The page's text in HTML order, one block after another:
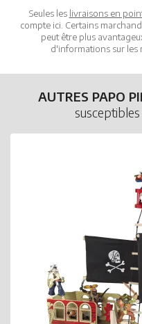
Seules les livraisons en
compte ici. Certains
peut être plus
d'informations sur les
AUTRES PAPO